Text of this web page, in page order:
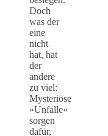
Doch
was der
eine
nicht
hat, hat
der
andere
zu viel:
Mysteriöse
»Unfälle«
sorgen
dafür,